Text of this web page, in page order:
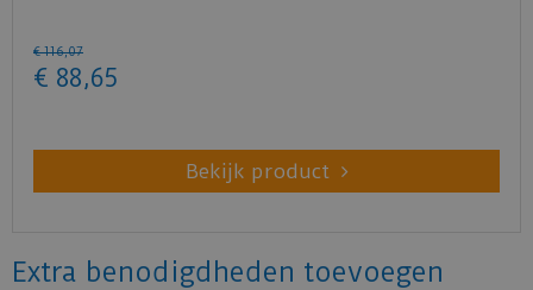
€ 116,07
€ 88,65
Bekijk product
Extra benodigdheden toevoegen